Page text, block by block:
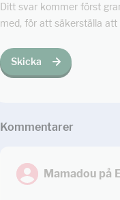
Ditt svar kommer först
med, för att säkerställa att
Skicka
Kommentarer
Mamadou på